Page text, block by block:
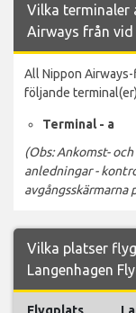
Vilka terminaler
Airways från vid
All Nippon
följande
Terminal - a
(Obs: Ankomst-
anledningar -
avgångsskärmarna
Vilka platser
Langenhagen
Flygplats